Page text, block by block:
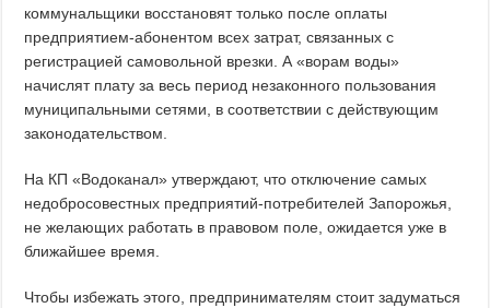
коммунальщики восстановят только после оплаты
предприятием-абонентом всех затрат, связанных с
регистрацией самовольной врезки. А «ворам воды»
начислят плату за весь период незаконного пользования
муниципальными сетями, в соответствии с действующим
законодательством.
На КП «Водоканал» утверждают, что отключение самых
недобросовестных предприятий-потребителей Запорожья,
не желающих работать в правовом поле, ожидается уже в
ближайшее время.
Чтобы избежать этого, предпринимателям стоит задуматься